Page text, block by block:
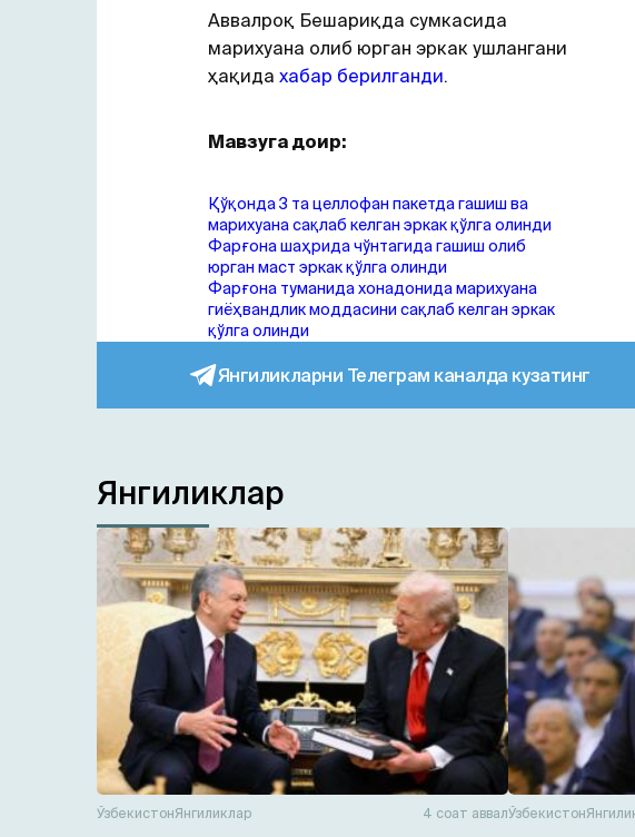
Аввалроқ Бешариқда сумкасида
марихуана олиб юрган эркак ушлангани
ҳақида хабар берилганди.
Мавзуга доир:
Қўқонда 3 та целлофан пакетда гашиш ва
марихуана сақлаб келган эркак қўлга олинди
Фарғона шаҳрида чўнтагида гашиш олиб
юрган маст эркак қўлга олинди
Фарғона туманида хонадонида марихуана
гиёҳвандлик моддасини сақлаб келган эркак
қўлга олинди
Янгиликларни Телеграм каналда кузатинг
Янгиликлар
ЎзбекистонЯнгиликлар 4 соат аввалЎзбекистон